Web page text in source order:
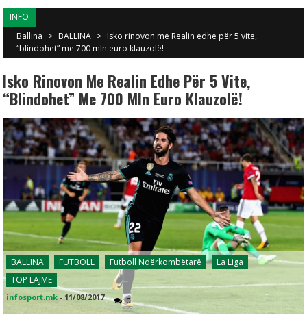
INFO
Ballina > BALLINA > Isko rinovon me Realin edhe për 5 vite,
“blindohet” me 700 mln euro klauzolë!
Isko Rinovon Me Realin Edhe Për 5 Vite,
“blindohet” Me 700 Mln Euro Klauzolë!
BALLINA FUTBOLL Futboll Ndërkombëtarë
La Liga
TOP LAJME
infosport.mk - 11/08/2017 0